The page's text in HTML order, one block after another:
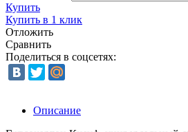
Купить
Купить в 1 клик
Отложить
Сравнить
Поделиться в соцсетях:
Описание